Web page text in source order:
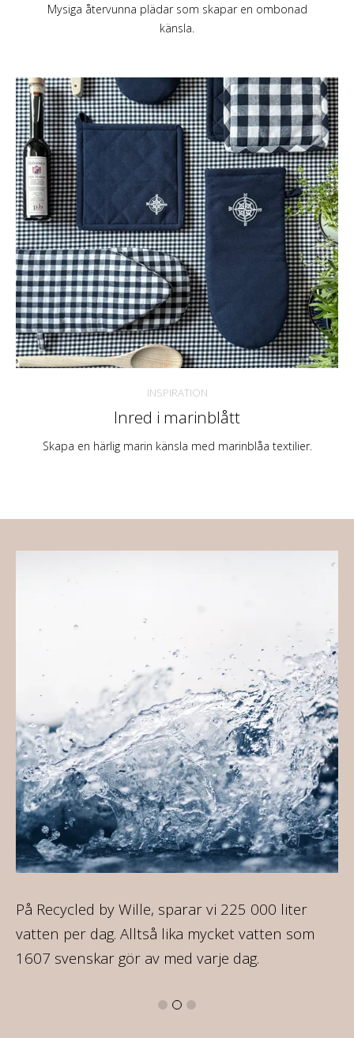
Mysiga återvunna plädar som skapar en ombonad
känsla.
INSPIRATION
Inred i marinblått
Skapa en härlig marin känsla med marinblåa textilier.
På Recycled by Wille, sparar vi 225 000 liter
vatten per dag. Alltså lika mycket vatten som
1607 svenskar gör av med varje dag.